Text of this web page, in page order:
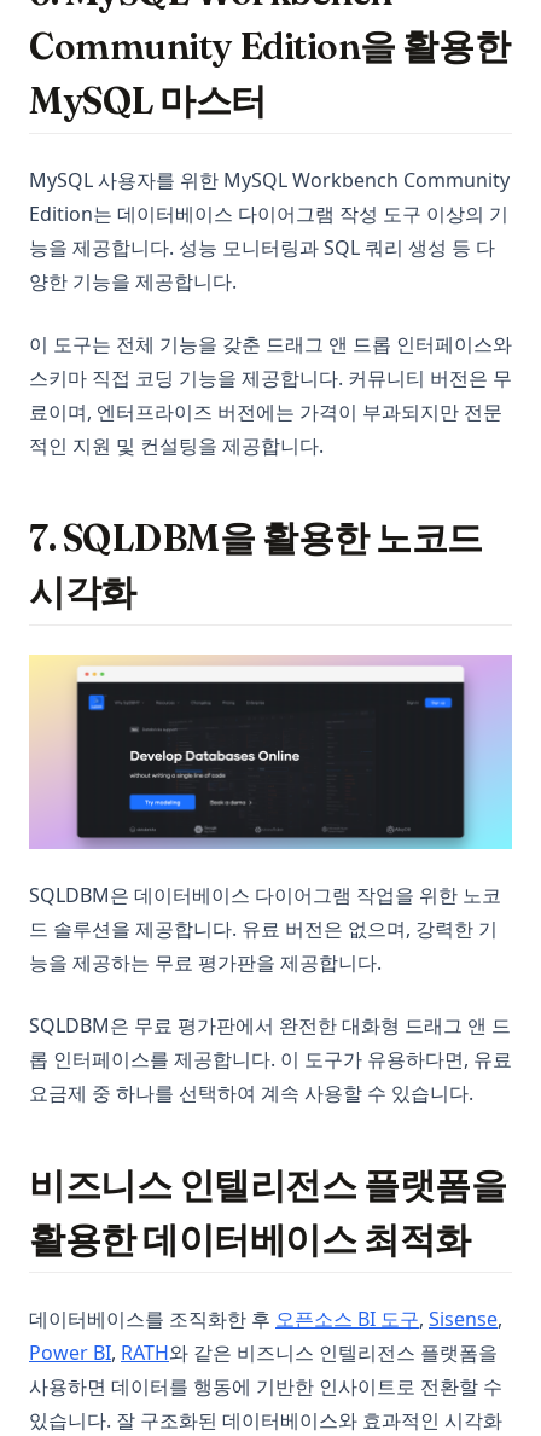
Community Edition을 활용한
MySQL 마스터
MySQL 사용자를 위한 MySQL Workbench Community
Edition는 데이터베이스 다이어그램 작성 도구 이상의 기
능을 제공합니다. 성능 모니터링과 SQL 쿼리 생성 등 다
양한 기능을 제공합니다.
이 도구는 전체 기능을 갖춘 드래그 앤 드롭 인터페이스와
스키마 직접 코딩 기능을 제공합니다. 커뮤니티 버전은 무
료이며, 엔터프라이즈 버전에는 가격이 부과되지만 전문
적인 지원 및 컨설팅을 제공합니다.
7. SQLDBM을 활용한 노코드
시각화
SQLDBM은 데이터베이스 다이어그램 작업을 위한 노코
드 솔루션을 제공합니다. 유료 버전은 없으며, 강력한 기
능을 제공하는 무료 평가판을 제공합니다.
SQLDBM은 무료 평가판에서 완전한 대화형 드래그 앤 드
롭 인터페이스를 제공합니다. 이 도구가 유용하다면, 유료
요금제 중 하나를 선택하여 계속 사용할 수 있습니다.
비즈니스 인텔리전스 플랫폼을
활용한 데이터베이스 최적화
데이터베이스를 조직화한 후 오픈소스 BI 도구, Sisense,
Power BI, RATH(opens in a new tab)
와 같은 비즈니스 인텔리전스 플랫폼을
사용하면 데이터를 행동에 기반한 인사이트로 전환할 수
있습니다. 잘 구조화된 데이터베이스와 효과적인 시각화